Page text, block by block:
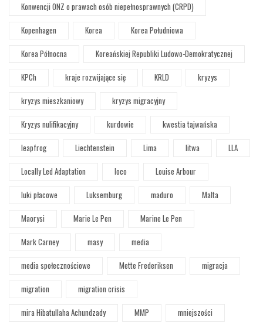
Konwencji ONZ o prawach osób niepełnosprawnych (CRPD)
Kopenhagen
Korea
Korea Południowa
Korea Północna
Koreańskiej Republiki Ludowo-Demokratycznej
KPCh
kraje rozwijające się KRLD
kryzys
kryzys mieszkaniowy
kryzys migracyjny
Kryzys nulifikacyjny
kurdowie
kwestia tajwańska
leapfrog
Liechtenstein Lima litwa
LLA
Locally Led Adaptation
loco
Louise Arbour
luki płacowe
Luksemburg maduro
Malta
Maorysi
Marie Le Pen
Marine Le Pen
Mark Carney
masy
media
media społecznościowe
Mette Frederiksen
migracja
migration
migration crisis
mira Hibatullaha Achundzady
MMP
mniejszości